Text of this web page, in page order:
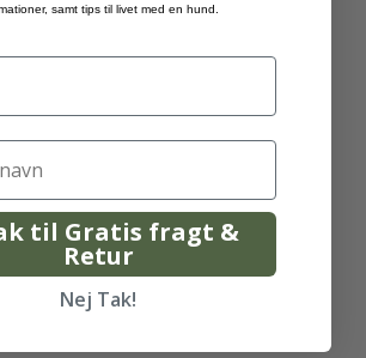
samt tips til livet med en hund.
til Gratis fragt &
Retur
Nej Tak!